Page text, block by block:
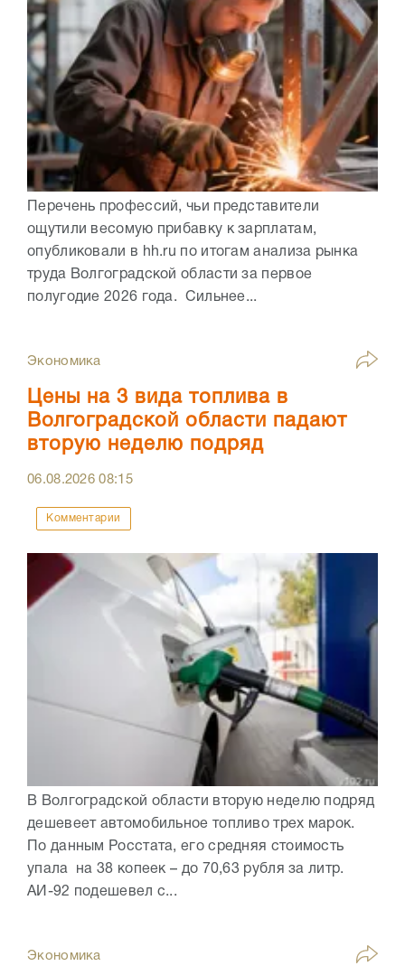
Перечень профессий, чьи представители
ощутили весомую прибавку к зарплатам,
опубликовали в hh.ru по итогам анализа рынка
труда Волгоградской области за первое
полугодие 2026 года. Сильнее...
Экономика
Цены на 3 вида топлива в
Волгоградской области падают
вторую неделю подряд
06.08.202608:15
Комментарии
В Волгоградской области вторую неделю подряд
дешевеет автомобильное топливо трех марок.
По данным Росстата, его средняя стоимость
упала на 38 копеек – до 70,63 рубля за литр.
АИ-92 подешевел с...
Экономика